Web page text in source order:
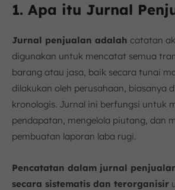
1. Apa itu Jurnal
Jurnal penjualan adalah catatan
digunakan untuk mencatat semua
barang atau jasa, baik secara tunai
dilakukan oleh perusahaan, biasanya
kronologis. Jurnal ini berfungsi untuk
pendapatan, mengelola piutang, dan
pembuatan laporan laba rugi.
Pencatatan dalam jurnal
secara sistematis dan terorganisir